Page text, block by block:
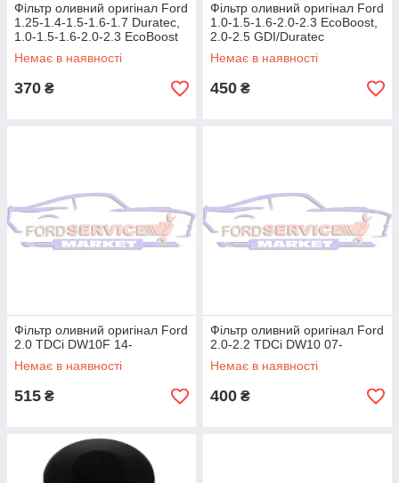
Фільтр оливний оригінал Ford
1.25-1.4-1.5-1.6-1.7 Duratec,
1.0-1.5-1.6-2.0-2.3 EcoBoost
Немає в наявності
370 ₴
Фільтр оливний оригінал Ford
1.0-1.5-1.6-2.0-2.3 EcoBoost,
2.0-2.5 GDI/Duratec
HE/Hybrid/Energi
Немає в наявності
450 ₴
Фільтр оливний оригінал Ford
2.0 TDCi DW10F 14-
Немає в наявності
515 ₴
Фільтр оливний оригінал Ford
2.0-2.2 TDCi DW10 07-
Немає в наявності
400 ₴